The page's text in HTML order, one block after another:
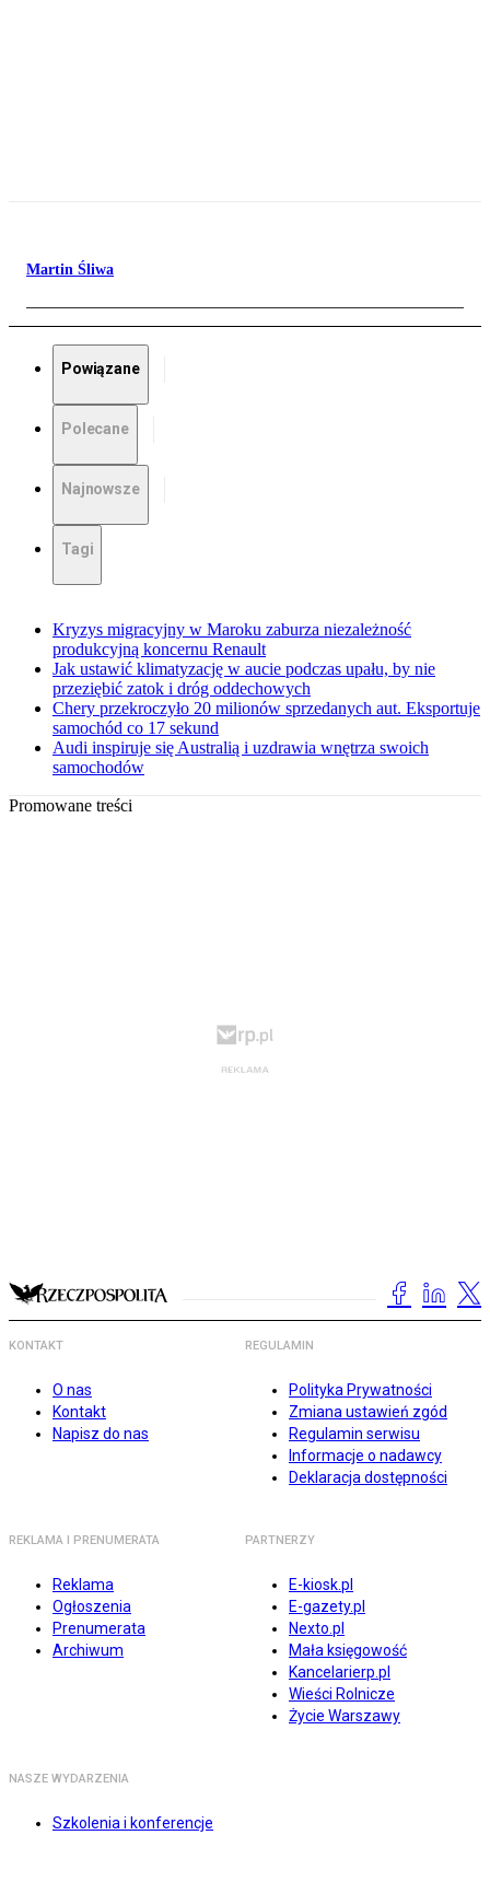
Martin Śliwa
Powiązane
Polecane
Najnowsze
Tagi
Kryzys migracyjny w Maroku zaburza niezależność
produkcyjną koncernu Renault
Jak ustawić klimatyzację w aucie podczas upału, by nie
przeziębić zatok i dróg oddechowych
Chery przekroczyło 20 milionów sprzedanych aut. Eksportuje
samochód co 17 sekund
Audi inspiruje się Australią i uzdrawia wnętrza swoich
samochodów
Promowane treści
KONTAKT
O nas
Kontakt
Napisz do nas
REGULAMIN
Polityka Prywatności
Zmiana ustawień zgód
Regulamin serwisu
Informacje o nadawcy
Deklaracja dostępności
REKLAMA I PRENUMERATA
Reklama
Ogłoszenia
Prenumerata
Archiwum
PARTNERZY
E-kiosk.pl
E-gazety.pl
Nexto.pl
Mała księgowość
Kancelarierp.pl
Wieści Rolnicze
Życie Warszawy
NASZE WYDARZENIA
Szkolenia i konferencje